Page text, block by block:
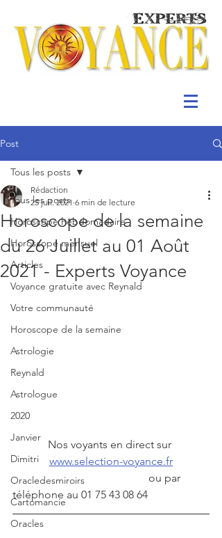
Post
Tous les posts
Horoscope hebdomadaire
Horoscope mensuel
Articles
Voyance gratuite avec Reynald
Votre communauté
Horoscope de la semaine
Astrologie
Reynald
Astrologue
2020
Janvier
Dimitri
Oracledesmiroirs
Cartomancie
Oracles
Tous les posts
Horoscope de la semaine
du 26 Juillet au 01 Août
2021 - Experts Voyance
Rédaction
25 juil. 2021 6 min de lecture
Nos voyants en direct sur
www.selection-voyance.fr
                                                 ou par
téléphone au 01 75 43 08 64